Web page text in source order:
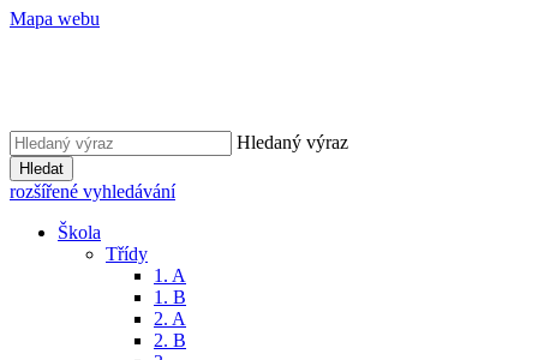
Mapa webu
Hledaný výraz
Hledat
rozšířené vyhledávání
Škola
Třídy
1. A
1. B
2. A
2. B